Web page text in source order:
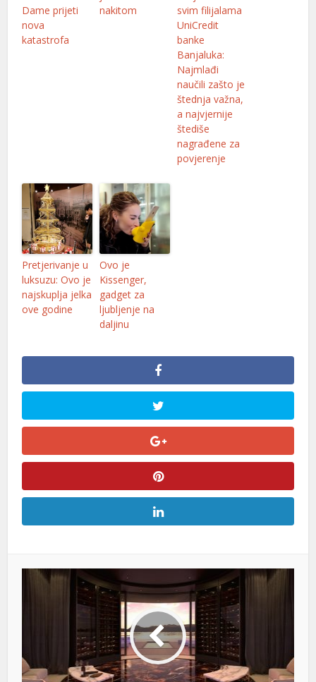
Dame prijeti
nova
katastrofa
nakitom
svim filijalama
UniCredit
banke
Banjaluka:
Najmlađi
naučili zašto je
štednja važna,
a najvjernije
štediše
nagrađene za
povjerenje
Pretjerivanje u
luksuzu: Ovo je
najskuplja jelka
ove godine
Ovo je
Kissenger,
gadget za
ljubljenje na
daljinu